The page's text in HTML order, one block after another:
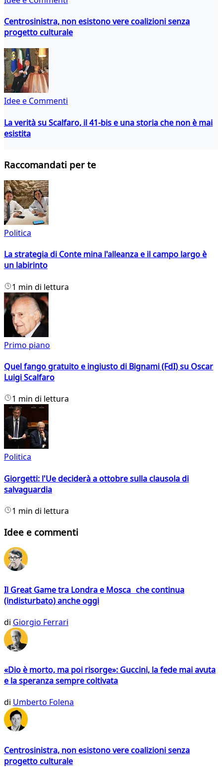
Centrosinistra, non esistono vere coalizioni senza
progetto culturale
Idee e Commenti
La verità su Scalfaro, il 41-bis e una storia che non è mai
esistita
Raccomandati per te
Politica
La strategia di Conte mina l'alleanza e il campo largo è
un labirinto
1 min di lettura
Primo piano
Quel fango gratuito e ingiusto di Bignami (FdI) su Oscar
Luigi Scalfaro
1 min di lettura
Politica
Giorgetti: l'Ue deciderà a ottobre sulla clausola di
salvaguardia
1 min di lettura
Idee e commenti
Il Great Game tra Londra e Mosca che continua
(indisturbato) anche oggi
di Giorgio Ferrari
«Dio è morto, ma poi risorge»: Guccini, la fede mai avuta
e la speranza sempre coltivata
di Umberto Folena
Centrosinistra, non esistono vere coalizioni senza
progetto culturale